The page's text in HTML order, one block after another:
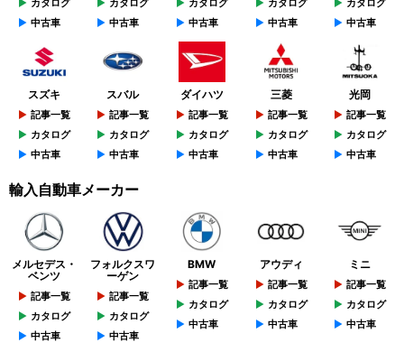
中古車
中古車
中古車
中古車
中古車
スズキ
記事一覧
カタログ
中古車
スバル
記事一覧
カタログ
中古車
ダイハツ
記事一覧
カタログ
中古車
三菱
記事一覧
カタログ
中古車
光岡
記事一覧
カタログ
中古車
輸入自動車メーカー
メルセデス・
ベンツ
記事一覧
カタログ
中古車
フォルクスワ
ーゲン
記事一覧
カタログ
中古車
BMW
記事一覧
カタログ
中古車
アウディ
記事一覧
カタログ
中古車
ミニ
記事一覧
カタログ
中古車